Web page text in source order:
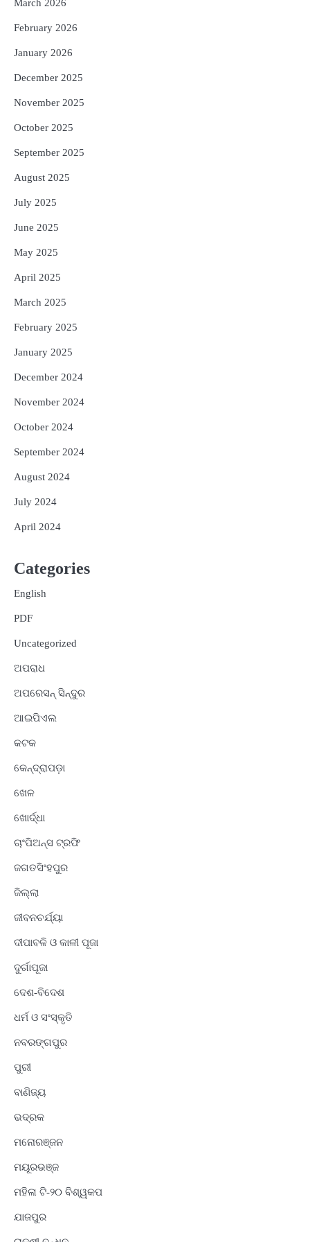
March 2026
February 2026
January 2026
December 2025
November 2025
October 2025
September 2025
August 2025
July 2025
June 2025
May 2025
April 2025
March 2025
February 2025
January 2025
December 2024
November 2024
October 2024
September 2024
August 2024
July 2024
April 2024
Categories
English
PDF
Uncategorized
ଅପରାଧ
ଅପରେସନ୍ ସିନ୍ଦୁର
ଆଇପିଏଲ
କଟକ
କେନ୍ଦ୍ରାପଡ଼ା
ଖେଳ
ଖୋର୍ଦ୍ଧା
ଚାଂପିଅନ୍ସ ଟ୍ରଫି
ଜଗତସିଂହପୁର
ଜିଲ୍ଲା
ଜୀବନଚର୍ଯ୍ୟା
ଦୀପାବଳି ଓ କାଳୀ ପୂଜା
ଦୁର୍ଗାପୂଜା
ଦେଶ-ବିଦେଶ
ଧର୍ମ ଓ ସଂସ୍କୃତି
ନବରଙ୍ଗପୁର
ପୁରୀ
ବାଣିଜ୍ୟ
ଭଦ୍ରକ
ମନୋରଞ୍ଜନ
ମୟୂରଭଞ୍ଜ
ମହିଳା ଟି-୨୦ ବିଶ୍ୱକପ
ଯାଜପୁର